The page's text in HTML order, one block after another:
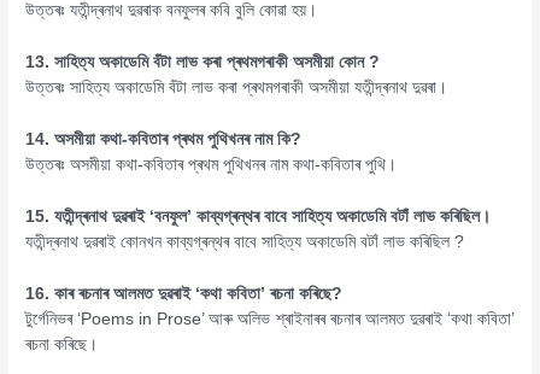
উত্তৰঃ যতীন্দ্ৰনাথ দুৱৰাক বনফুলৰ কবি বুলি কোৱা হয়।
13. সাহিত্য অকাডেমি বঁটা লাভ কৰা প্ৰথমগৰাকী অসমীয়া কোন ?
উত্তৰঃ সাহিত্য অকাডেমি বঁটা লাভ কৰা প্ৰথমগৰাকী অসমীয়া যতীন্দ্ৰনাথ দুৱৰা।
14. অসমীয়া কথা-কবিতাৰ প্ৰথম পুথিখনৰ নাম কি?
উত্তৰঃ অসমীয়া কথা-কবিতাৰ প্ৰথম পুথিখনৰ নাম কথা-কবিতাৰ পুথি।
15. যতীন্দ্ৰনাথ দুৱৰাই ‘বনফুল’ কাব্যগ্ৰন্থৰ বাবে সাহিত্য অকাডেমি বটাঁ লাভ কৰিছিল।
যতীন্দ্ৰনাথ দুৱৰাই কোনখন কাব্যগ্ৰন্থৰ বাবে সাহিত্য অকাডেমি বটাঁ লাভ কৰিছিল ?
16. কাৰ ৰচনাৰ আলমত দুৱৰাই ‘কথা কবিতা’ ৰচনা কৰিছে?
টুৰ্গেনিভৰ ‘Poems in Prose’ আৰু অলিভ শ্ৰাইনাৰৰ ৰচনাৰ আলমত দুৱৰাই ‘কথা কবিতা’
ৰচনা কৰিছে।